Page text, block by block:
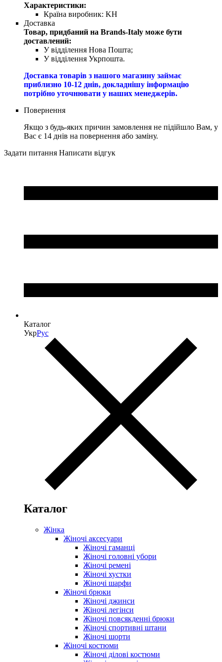
Характеристики:
Країна виробник: KH
Доставка
Товар, придбаний на Brands-Italy може бути
доставлений:
У відділення Нова Пошта;
У відділення Укрпошта.
Доставка товарів з нашого магазину займає
приблизно 10-12 днів, докладнішу інформацію
потрібно уточнювати у наших менеджерів.
Повернення
Якщо з будь-яких причин замовлення не підійшло Вам, у
Вас є 14 днів на повернення або заміну.
Задати питання Написати відгук
Каталог
УкрРус
Каталог
Жінка
Жіночі аксесуари
Жіночі гаманці
Жіночі головні убори
Жіночі ремені
Жіночі хустки
Жіночі шарфи
Жіночі брюки
Жіночі джинси
Жіночі легінси
Жіночі повсякденні брюки
Жіночі спортивні штани
Жіночі шорти
Жіночі костюми
Жіночі ділові костюми